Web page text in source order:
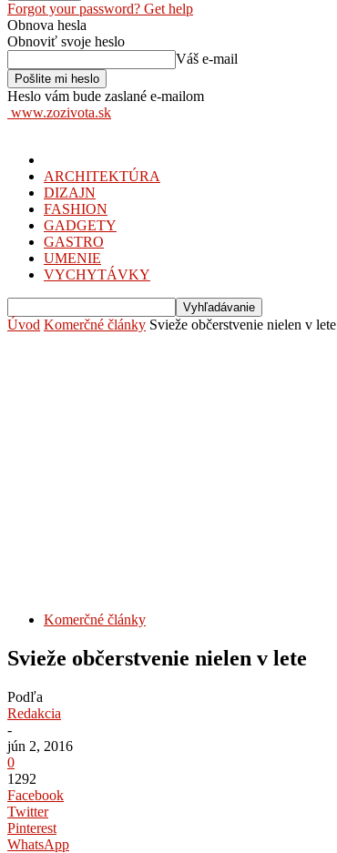
Forgot your password? Get help
Obnova hesla
Obnoviť svoje heslo
Váš e-mail
Heslo vám bude zaslané e-mailom
www.zozivota.sk
ARCHITEKTÚRA
DIZAJN
FASHION
GADGETY
GASTRO
UMENIE
VYCHYTÁVKY
Úvod Komerčné články Svieže občerstvenie nielen v lete
Komerčné články
Svieže občerstvenie nielen v lete
Podľa
Redakcia
-
jún 2, 2016
0
1292
Facebook
Twitter
Pinterest
WhatsApp